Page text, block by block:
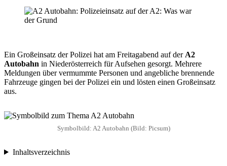
Ein Großeinsatz der Polizei hat am Freitagabend auf der A2
Autobahn in Niederösterreich für Aufsehen gesorgt. Mehrere
Meldungen über vermummte Personen und angebliche brennende
Fahrzeuge gingen bei der Polizei ein und lösten einen Großeinsatz
aus.
Symbolbild: A2 Autobahn (Bild: Picsum)
Inhaltsverzeichnis